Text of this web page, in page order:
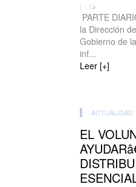
| -
PARTE
la Dirección
Gobierno de
inf...
Leer [+]
ACTUALIDAD
EL